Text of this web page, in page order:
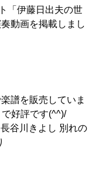
「伊藤日出夫の世
動画を掲載しまし
譜を販売していま
好評です(^^)/
谷川きよし 別れの